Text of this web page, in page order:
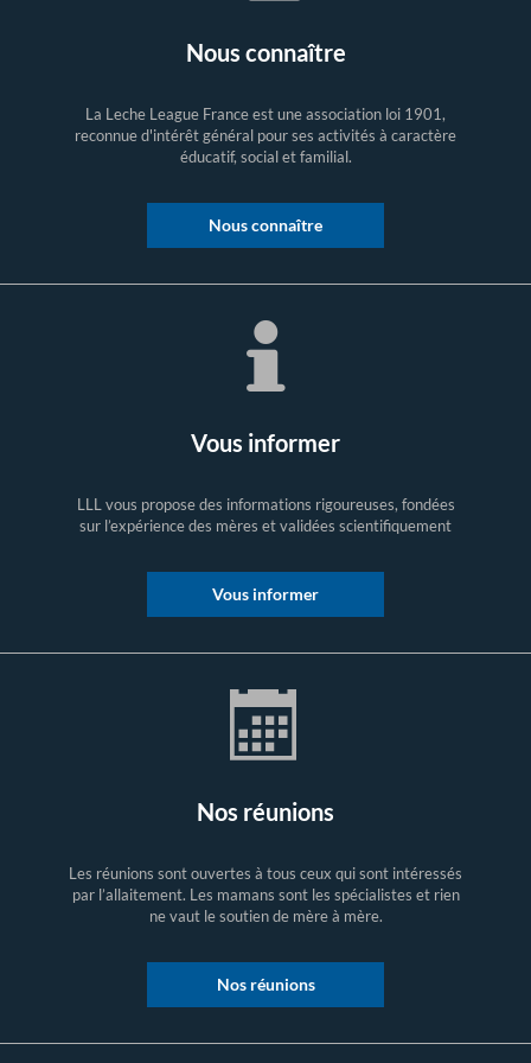
Nous connaître
La Leche League France est une association loi 1901,
reconnue d'intérêt général pour ses activités à caractère
éducatif, social et familial.
Nous connaître
Vous informer
LLL vous propose des informations rigoureuses, fondées
sur l’expérience des mères et validées scientifiquement
Vous informer
Nos réunions
Les réunions sont ouvertes à tous ceux qui sont intéressés
par l’allaitement. Les mamans sont les spécialistes et rien
ne vaut le soutien de mère à mère.
Nos réunions